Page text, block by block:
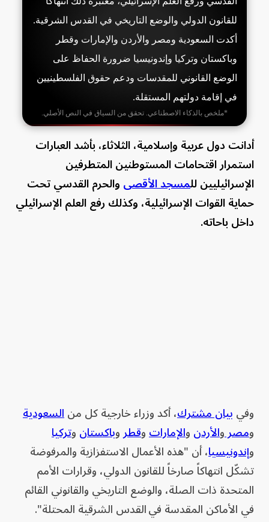
للقانون الدولي والوضع التاريخي في القدس الشرقية.
أكدت السعودية ومصر والأردن والإمارات وقطر
وباكستان وتركيا وإندونيسيا ضرورة الحفاظ على
الوضع القانوني للمقدسات ودعم حقوق الفلسطينيين
في إقامة دولتهم المستقلة.
*ملخص بالذكاء الاصطناعي. تحقق من السياق في النص الأصلي.
أدانت دول عربية وإسلامية، الثلاثاء، بأشد العبارات
استمرار اقتحامات المستوطنين المتطرفين
الإسرائيليين للمسجد الأقصىوالحرم القدسي تحت
حماية القوات الإسرائيلية، وكذلك رفع العلم الإسرائيلي
داخل باحاته.
وفيبيان مشترك، أكد وزراء خارجية كل منالسعودية
ومصروالأردنوالإماراتوقطروباكستانوتركيا
وإندونيسيا، أن "هذه الأعمال الاستفزازية والمرفوضة
تشكّل انتهاكاً صارخاً للقانون الدولي، وقرارات الأمم
المتحدة ذات الصلة، والوضع التاريخي والقانوني القائم
في الأماكن المقدسة فيالقدس الشرقية المحتلة".